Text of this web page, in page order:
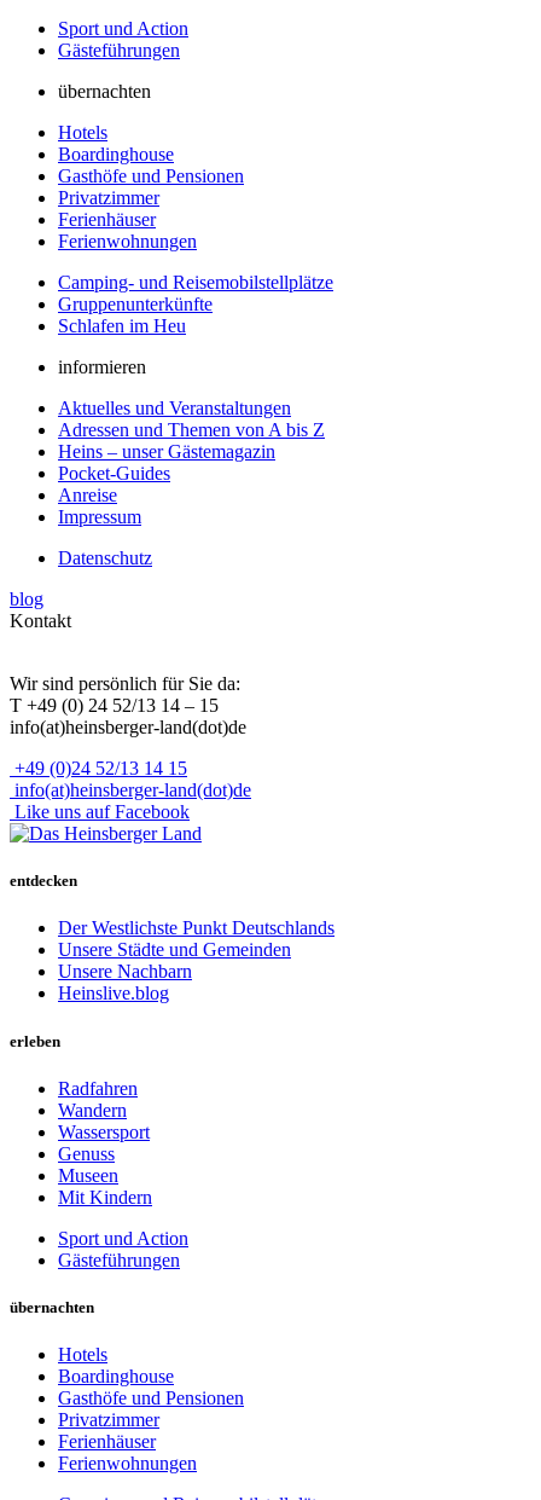
Sport und Action
Gästeführungen
übernachten
Hotels
Boardinghouse
Gasthöfe und Pensionen
Privatzimmer
Ferienhäuser
Ferienwohnungen
Camping- und Reisemobilstellplätze
Gruppenunterkünfte
Schlafen im Heu
informieren
Aktuelles und Veranstaltungen
Adressen und Themen von A bis Z
Heins – unser Gästemagazin
Pocket-Guides
Anreise
Impressum
Datenschutz
blog
Kontakt
Wir sind persönlich für Sie da:
T +49 (0) 24 52/13 14 – 15
info(at)heinsberger-land(dot)de
+49 (0)24 52/13 14 15
info(at)heinsberger-land(dot)de
Like uns auf Facebook
entdecken
Der Westlichste Punkt Deutschlands
Unsere Städte und Gemeinden
Unsere Nachbarn
Heinslive.blog
erleben
Radfahren
Wandern
Wassersport
Genuss
Museen
Mit Kindern
Sport und Action
Gästeführungen
übernachten
Hotels
Boardinghouse
Gasthöfe und Pensionen
Privatzimmer
Ferienhäuser
Ferienwohnungen